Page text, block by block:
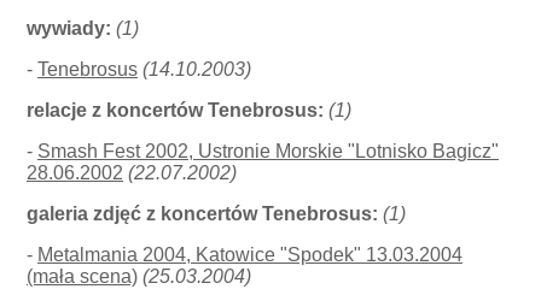
wywiady: (1)
-Tenebrosus (14.10.2003)
relacje z koncertów Tenebrosus: (1)
- Smash Fest 2002, Ustronie Morskie "Lotnisko Bagicz"
28.06.2002 (22.07.2002)
galeria zdjęć z koncertów Tenebrosus: (1)
- Metalmania 2004, Katowice "Spodek" 13.03.2004
(mała scena) (25.03.2004)